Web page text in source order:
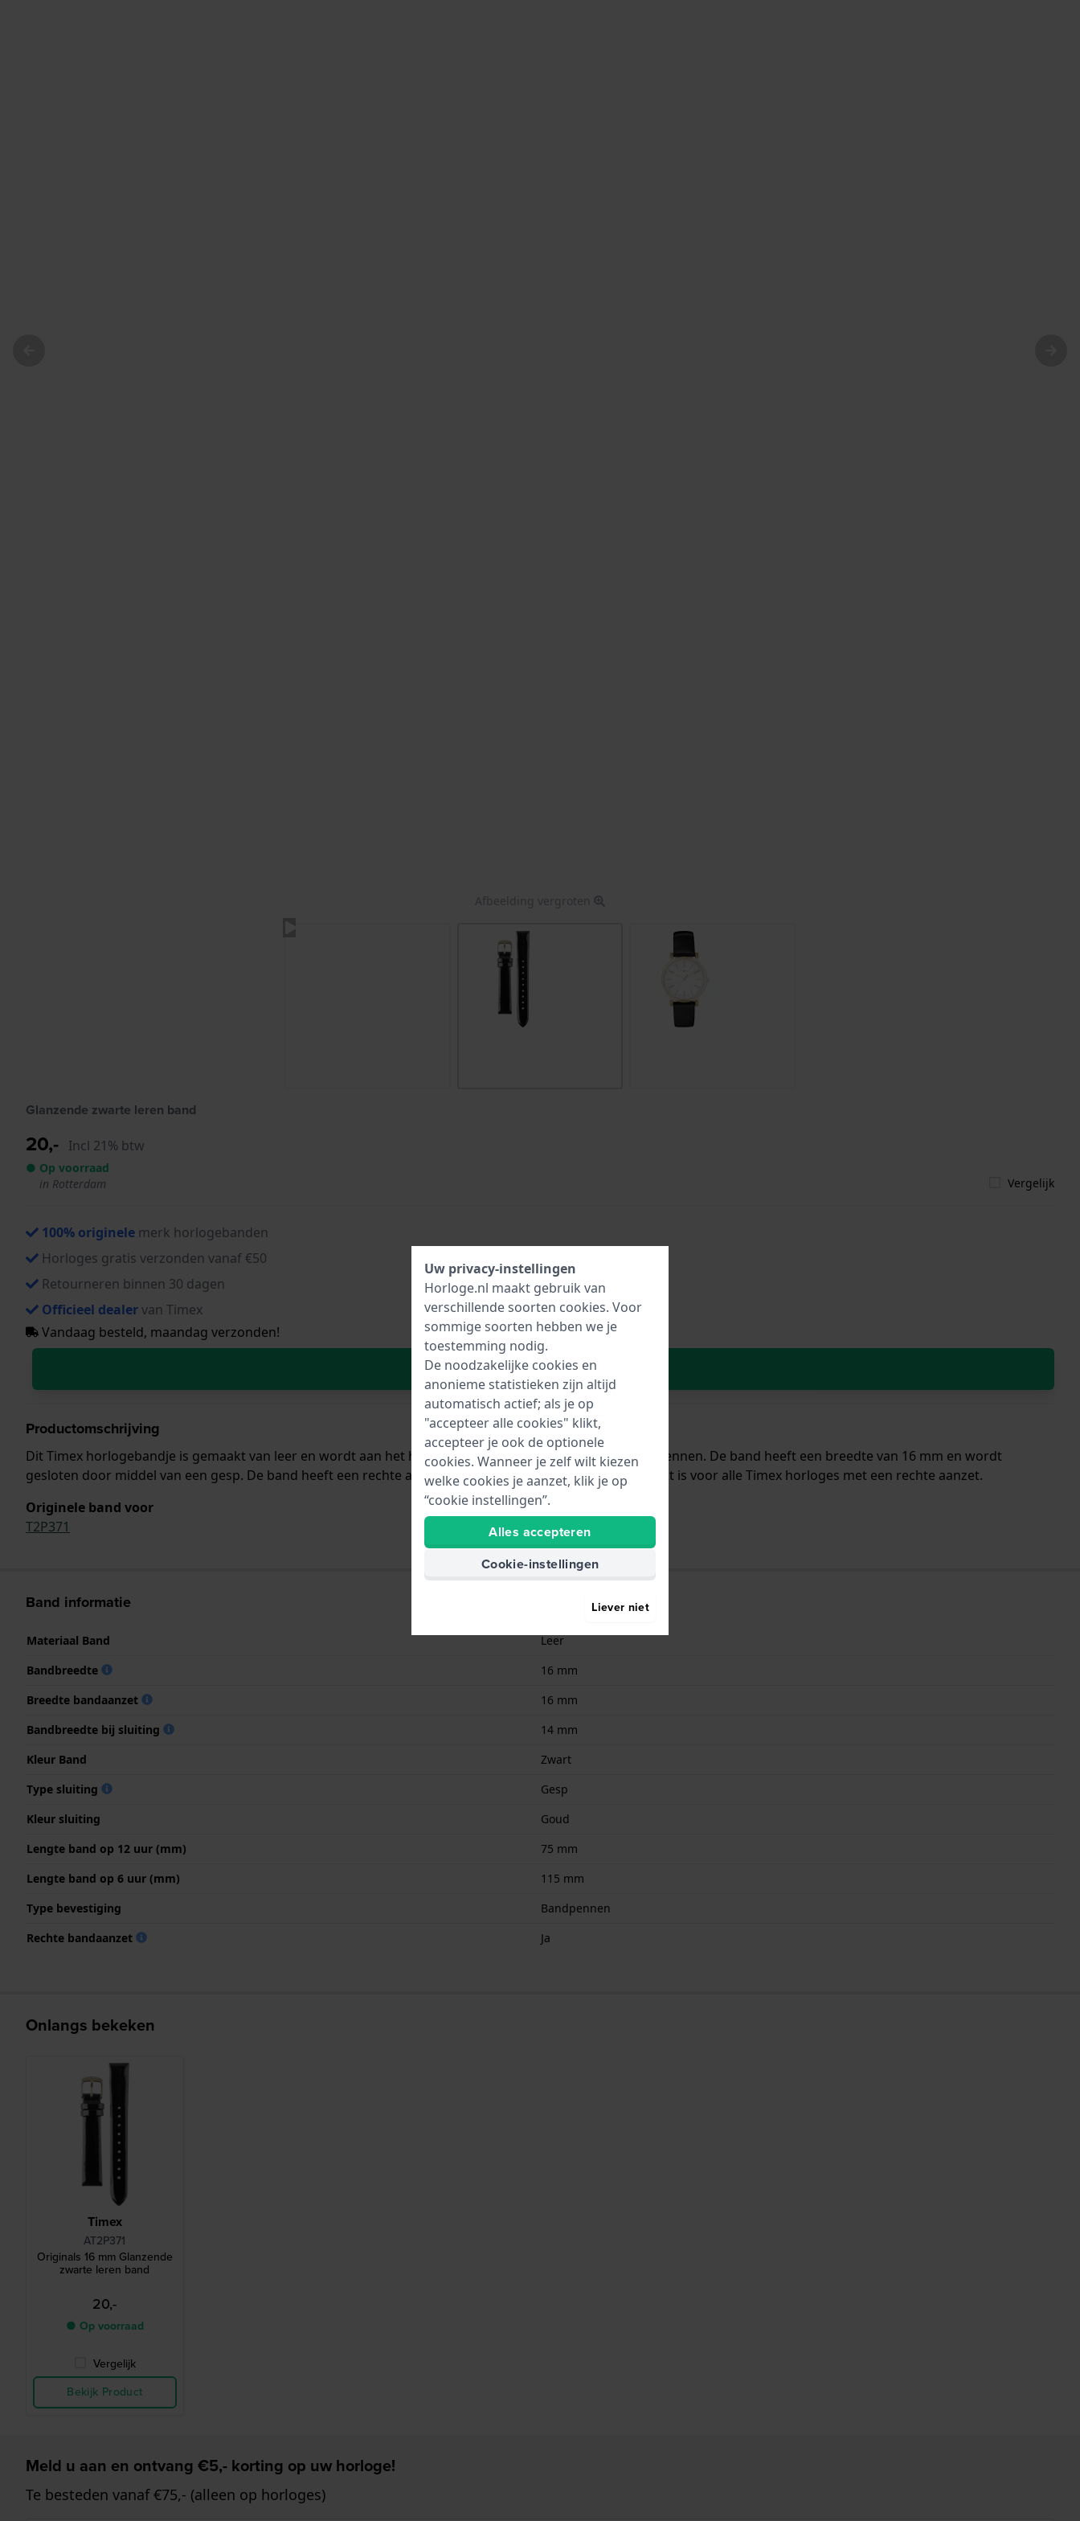
Afbeelding vergroten
Glanzende zwarte leren band
20,- Incl 21% btw
● Op voorraad
in Rotterdam
Vergelijk
100% originele merk horlogebanden
Horloges gratis verzonden vanaf €50
Retourneren binnen 30 dagen
Officieel dealervan Timex
Vandaag besteld, maandag verzonden!
In Winkelwagen
Productomschrijving
Dit Timex horlogebandje is gemaakt van leer en wordt aan het horloge bevestigd door middel van bandpennen. De band heeft een breedte van 16 mm en wordt
gesloten door middel van een gesp. De band heeft een rechte aanzet wat betekent dat deze band geschikt is voor alle Timex horloges met een rechte aanzet.
Originele band voor
T2P371
Band informatie
Materiaal Band
Leer
Bandbreedte
16 mm
Breedte bandaanzet
16 mm
Bandbreedte bij sluiting
14 mm
Kleur Band
Zwart
Type sluiting
Gesp
Kleur sluiting
Goud
Lengte band op 12 uur (mm)
75 mm
Lengte band op 6 uur (mm)
115 mm
Type bevestiging
Bandpennen
Rechte bandaanzet
Ja
Onlangs bekeken
Timex
AT2P371
Originals 16 mm Glanzende
zwarte leren band
20,-
● Op voorraad
Vergelijk
Bekijk Product
Meld u aan en ontvang €5,- korting op uw horloge!
Te besteden vanaf €75,- (alleen op horloges)
Uw privacy-instellingen
Horloge.nl maakt gebruik van
verschillende soorten cookies. Voor
sommige soorten hebben we je
toestemming nodig.
De noodzakelijke cookies en
anonieme statistieken zijn altijd
automatisch actief; als je op
"accepteer alle cookies" klikt,
accepteer je ook de optionele
cookies. Wanneer je zelf wilt kiezen
welke cookies je aanzet, klik je op
“cookie instellingen”.
Alles accepteren
Cookie-instellingen
Liever niet